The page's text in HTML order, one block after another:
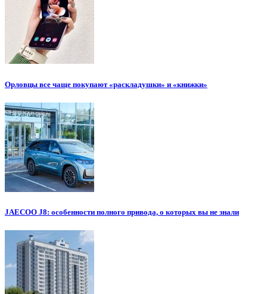
Орловцы все чаще покупают «раскладушки» и «книжки»
JAECOO J8: особенности полного привода, о которых вы не знали